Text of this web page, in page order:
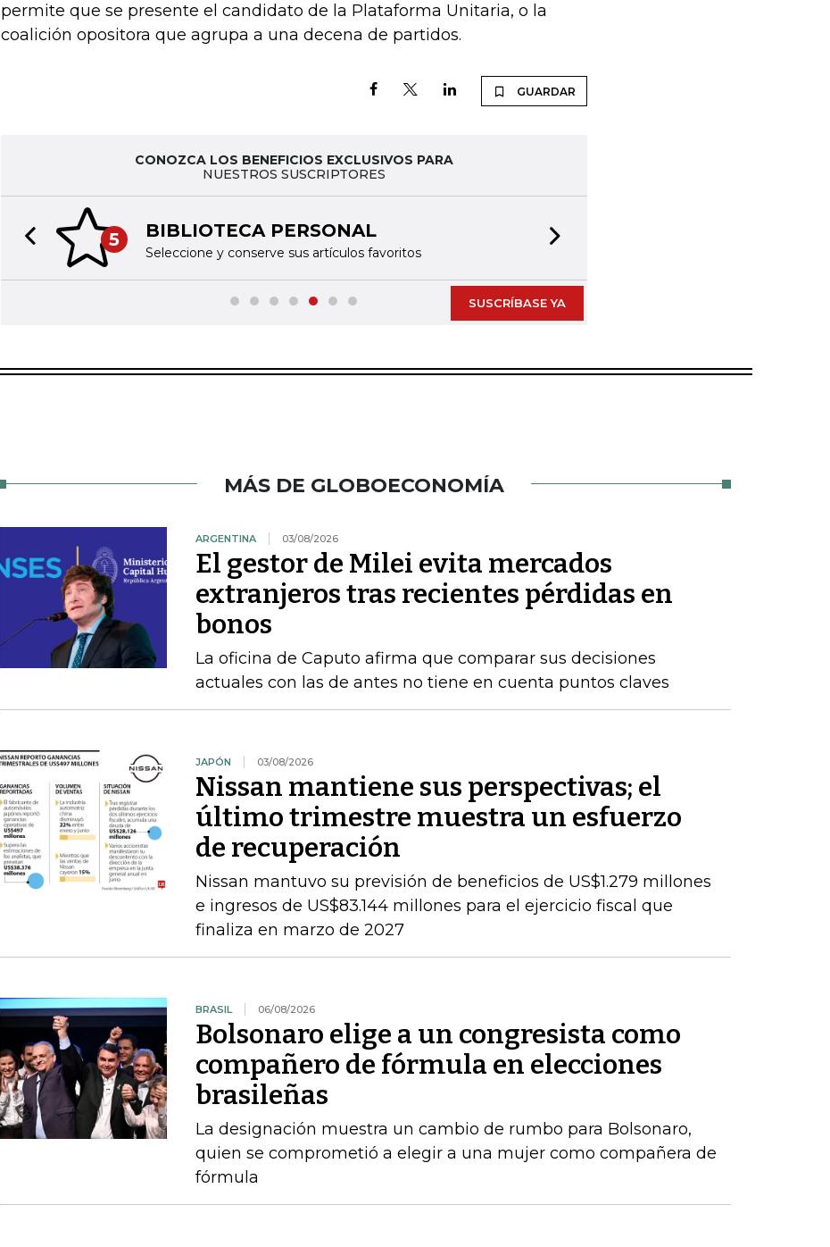
permite que se presente el candidato de la Plataforma Unitaria, o la
coalición opositora que agrupa a una decena de partidos.
GUARDAR
CONOZCA LOS BENEFICIOS EXCLUSIVOS PARA
NUESTROS SUSCRIPTORES
5 BIBLIOTECA PERSONAL
Seleccione y conserve sus artículos favoritos
Previous slide
SUSCRÍBASE YA
MÁS DE GLOBOECONOMÍA
ARGENTINA 03/08/2026
El gestor de Milei evita mercados
extranjeros tras recientes pérdidas en
bonos
La oficina de Caputo afirma que comparar sus decisiones
actuales con las de antes no tiene en cuenta puntos claves
JAPÓN 03/08/2026
Nissan mantiene sus perspectivas; el
último trimestre muestra un esfuerzo
de recuperación
Nissan mantuvo su previsión de beneficios de US$1.279 millones
e ingresos de US$83.144 millones para el ejercicio fiscal que
finaliza en marzo de 2027
BRASIL 06/08/2026
Bolsonaro elige a un congresista como
compañero de fórmula en elecciones
brasileñas
La designación muestra un cambio de rumbo para Bolsonaro,
quien se comprometió a elegir a una mujer como compañera de
fórmula